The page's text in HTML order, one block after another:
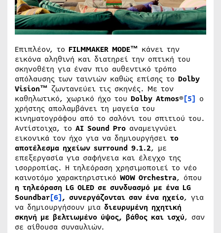
Επιπλέον, το FILMMAKER MODE™ κάνει την
εικόνα αληθινή και διατηρεί την οπτική του
σκηνοθέτη για έναν πιο αυθεντικό τρόπο
απόλαυσης των ταινιών καθώς επίσης το Dolby
Vision™ ζωντανεύει τις σκηνές. Με τον
καθηλωτικό, χωρικό ήχο του Dolby Atmos®[5] ο
χρήστης απολαμβάνει τη μαγεία του
κινηματογράφου από το σαλόνι του σπιτιού του.
Αντίστοιχα, το AI Sound Pro αναμειγνύει
εικονικά τον ήχο για να δημιουργήσει το
αποτέλεσμα ηχείων surround 9.1.2, με
επεξεργασία για σαφήνεια και έλεγχο της
ισορροπίας. Η τηλεόραση χρησιμοποιεί το νέο
καινοτόμο χαρακτηριστικό WOW Orchestra, όπου
η τηλεόραση LG OLED σε συνδυασμό με ένα LG
Soundbar[6], συνεργάζονται σαν ένα ηχείο, για
να δημιουργήσουν μια διευρυμένη ηχητική
σκηνή με βελτιωμένο ύψος, βάθος και ισχύ, σαν
σε αίθουσα συναυλιών.